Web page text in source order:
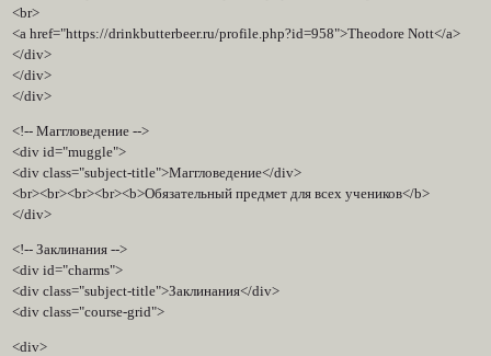
<br>
<a href="https://drinkbutterbeer.ru/profile.php?id=958">Theodore Nott</a>
</div>
</div>
</div>
<!-- Маггловедение -->
<div id="muggle">
<div class="subject-title">Маггловедение</div>
<br><br><br><br><b>Обязательный предмет для всех учеников</b>
</div>
<!-- Заклинания -->
<div id="charms">
<div class="subject-title">Заклинания</div>
<div class="course-grid">
<div>